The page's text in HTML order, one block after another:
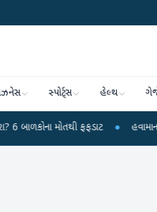
સ્પોર્ટ્સ હેલ્થ
મોતથી ફફડાટ ● હવામાન વિભાગે